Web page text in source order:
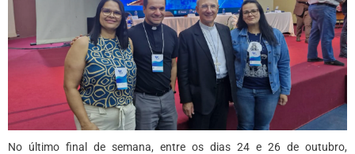
No último final de semana, entre os dias 24 e 26 de outubro,